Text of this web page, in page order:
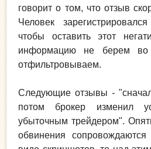
говорит о том, что отзыв
Человек
чтобы оставить этот
информацию не берем во
отфильтровываем.
Следующие отзывы -
потом брокер изменил
убыточным трейдером".
обвинения сопровождаются